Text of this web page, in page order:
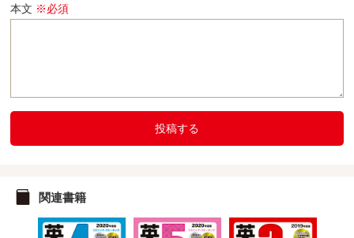
本文 ※必須
投稿する
関連書籍